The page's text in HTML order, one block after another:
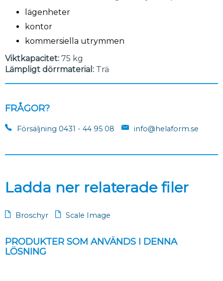
lägenheter
kontor
kommersiella utrymmen
Viktkapacitet: 75 kg
Lämpligt dörrmaterial: Trä
FRÅGOR?
Försäljning 0431 - 44 95 08 info@helaform.se
Ladda ner relaterade filer
Broschyr Scale Image
PRODUKTER SOM ANVÄNDS I DENNA
LÖSNING